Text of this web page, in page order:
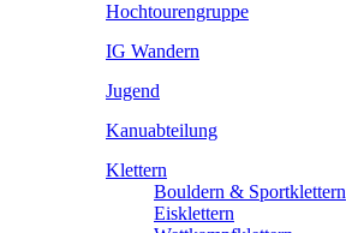
Hochtourengruppe
IG Wandern
Jugend
Kanuabteilung
Klettern
Bouldern & Sportklettern
Eisklettern